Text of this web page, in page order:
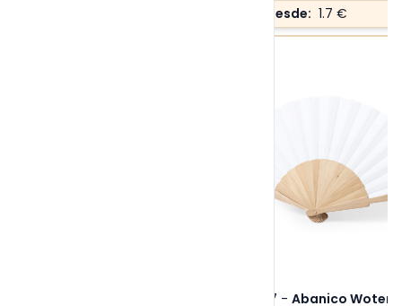
Precio desde: 1.7 €
Ref. 6467 - Abanico Woter